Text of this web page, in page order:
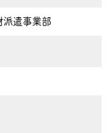
遣事業部